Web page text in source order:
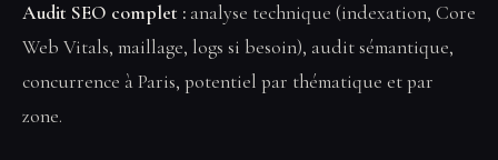
Audit SEO complet : analyse technique (indexation, Core
Web Vitals, maillage, logs si besoin), audit sémantique,
concurrence à Paris, potentiel par thématique et par
zone.